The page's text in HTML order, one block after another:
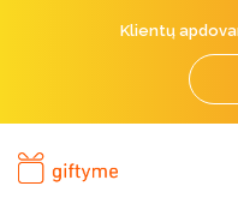
Klientų